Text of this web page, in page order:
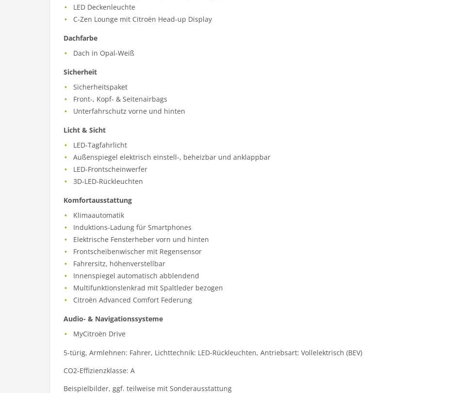
LED Deckenleuchte
C-Zen Lounge mit Citroën Head-up Display
Dachfarbe
Dach in Opal-Weiß
Sicherheit
Sicherheitspaket
Front-, Kopf- & Seitenairbags
Unterfahrschutz vorne und hinten
Licht & Sicht
LED-Tagfahrlicht
Außenspiegel elektrisch einstell-, beheizbar und anklappbar
LED-Frontscheinwerfer
3D-LED-Rückleuchten
Komfortausstattung
Klimaautomatik
Induktions-Ladung für Smartphones
Elektrische Fensterheber vorn und hinten
Frontscheibenwischer mit Regensensor
Fahrersitz, höhenverstellbar
Innenspiegel automatisch abblendend
Multifunktionslenkrad mit Spaltleder bezogen
Citroën Advanced Comfort Federung
Audio- & Navigationssysteme
MyCitroën Drive
5-türig, Armlehnen: Fahrer, Lichttechnik: LED-Rückleuchten, Antriebsart: Vollelektrisch (BEV)
CO2-Effizienzklasse: A
Beispielbilder, ggf. teilweise mit Sonderausstattung